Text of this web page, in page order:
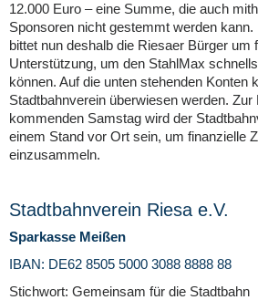
12.000 Euro – eine Summe, die auch
Sponsoren nicht gestemmt werden
bittet nun deshalb die Riesaer Bürger um
Unterstützung, um den StahlMax
können. Auf die unten stehenden Konten
Stadtbahnverein überwiesen werden. Zur
kommenden Samstag wird der
einem Stand vor Ort sein, um finanzielle
einzusammeln.
Stadtbahnverein Riesa e.V.
Sparkasse Meißen
IBAN: DE62 8505 5000 3088 8888 88
Stichwort: Gemeinsam für die Stadtbahn